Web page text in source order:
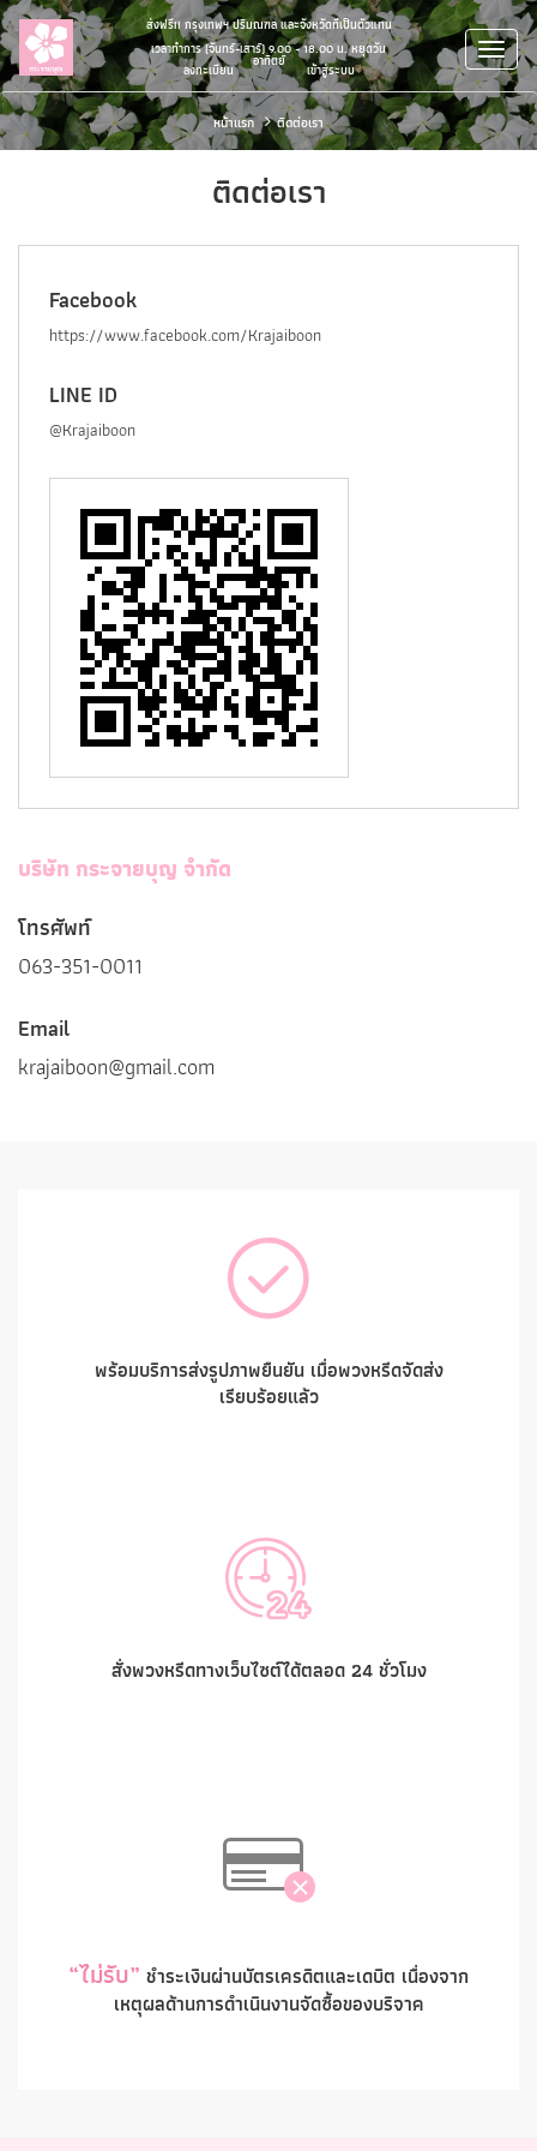
ส่งฟรี!! กรุงเทพฯ ปริมณฑล และจังหวัดที่เป็นตัวแทน
เวลาทำการ (จันทร์-เสาร์) 9.00 - 18.00 น. หยุดวัน
อาทิตย์
ลงทะเบียน / เข้าสู่ระบบ
หน้าแรก ติดต่อเรา
ติดต่อเรา
Facebook
https://www.facebook.com/Krajaiboon
LINE ID
@Krajaiboon
บริษัท กระจายบุญ จำกัด
โทรศัพท์
063-351-0011
Email
krajaiboon@gmail.com
พร้อมบริการส่งรูปภาพยืนยัน เมื่อพวงหรีดจัดส่ง
เรียบร้อยแล้ว
สั่งพวงหรีดทางเว็บไซต์ได้ตลอด 24 ชั่วโมง
“ไม่รับ” ชำระเงินผ่านบัตรเครดิตและเดบิต เนื่องจาก
เหตุผลด้านการดำเนินงานจัดซื้อของบริจาค